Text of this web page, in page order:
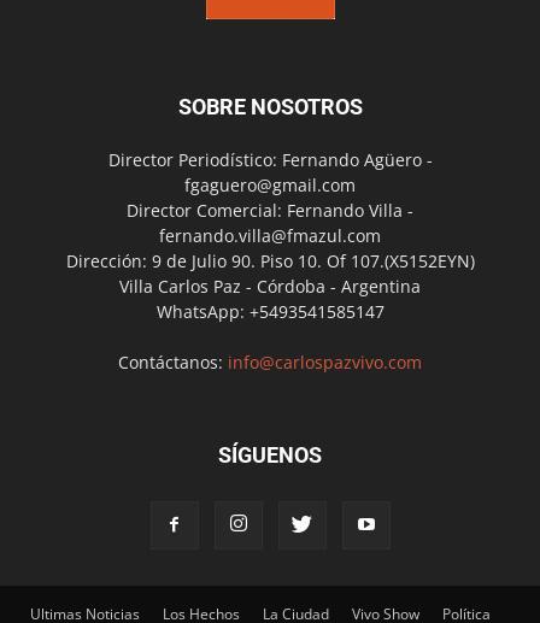
SOBRE NOSOTROS
Director Periodístico: Fernando Agüero -
fgaguero@gmail.com
Director Comercial: Fernando Villa -
fernando.villa@fmazul.com
Dirección: 9 de Julio 90. Piso 10. Of 107.(X5152EYN)
Villa Carlos Paz - Córdoba - Argentina
WhatsApp: +5493541585147
Contáctanos: info@carlospazvivo.com
SÍGUENOS
Ultimas Noticias Los Hechos La Ciudad Vivo Show Política